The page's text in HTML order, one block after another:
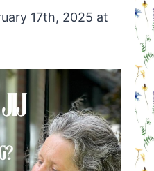
17th, 2025 at